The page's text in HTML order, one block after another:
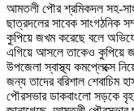
আমতলী পৌর শ্রমিকদল সহ-
ছাত্রদলের সাবেক সাংগঠনিক
কুপিয়ে জখম করেছে বলে
এগিয়ে আসলে তাকেও কুপিয়ে
উপজেলা স্বাস্থ্য কমপ্লেক্সে
জন্য তাদের বরিশাল শেবাচিম
পৌরসভার ডাকবাংলো সড়কে